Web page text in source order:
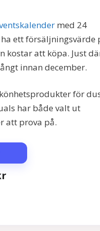
med 24
ett försäljningsvärde
kostar att köpa. Just
innan december.
för
har både valt ut
att prova på.